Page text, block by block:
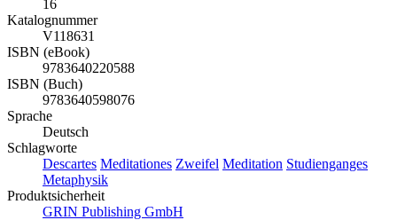
16
Katalognummer
V118631
ISBN (eBook)
9783640220588
ISBN (Buch)
9783640598076
Sprache
Deutsch
Schlagworte
Descartes Meditationes Zweifel Meditation Studienganges
Metaphysik
Produktsicherheit
GRIN Publishing GmbH